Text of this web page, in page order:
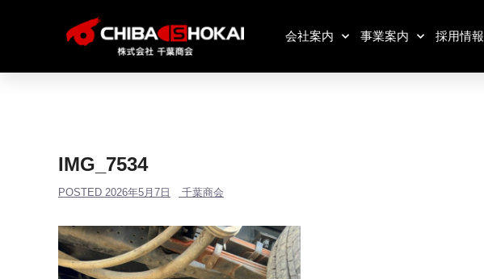
会社案内 事業案内 採用情報
IMG_7534
POSTED 2026年5月7日 千葉商会